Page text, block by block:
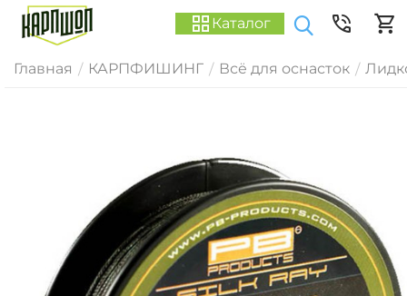
Каталог
Главная / КАРПФИШИНГ / Всё для оснасток /